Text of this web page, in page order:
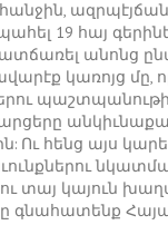
19 հայ
անոնց
կառոյց մը,
Ու հենց այս
տայ կայուն
գնահատենք